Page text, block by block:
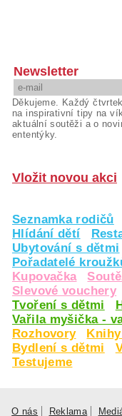
Newsletter
Děkujeme. Každý
na inspirativní tipy na
aktuální soutěži a o
ententýky.
Vložit novou akci
Seznamka rodičů
Hlídání dětí
Ubytování s dětmi
Pořadatelé
Kupovačka
Slevové vouchery
Tvoření s dětmi
Vařila myšička -
Rozhovory
Bydlení s dětmi
Testujeme
O nás Reklama